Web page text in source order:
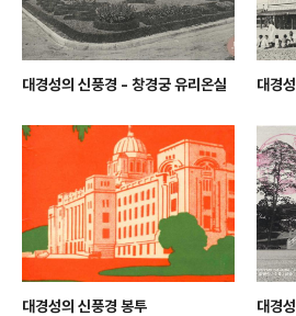
대경성의 신풍경 - 창경궁 유리온실 대경
대경성의 신풍경 봉투 대경